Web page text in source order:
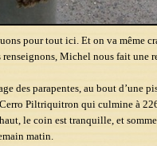
pour tout ici. Et on va même
renseignons, Michel nous fait une
des parapentes, au bout d’une
Piltriquitron qui culmine à
le coin est tranquille, et
matin.